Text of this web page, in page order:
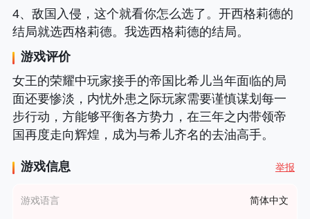
4、敌国入侵，这个就看你怎么选了。开西格莉德的
结局就选西格莉德。我选西格莉德的结局。
游戏评价
女王的荣耀中玩家接手的帝国比希儿当年面临的局
面还要惨淡，内忧外患之际玩家需要谨慎谋划每一
步行动，方能够平衡各方势力，在三年之内带领帝
国再度走向辉煌，成为与希儿齐名的去油高手。
游戏信息 举报
游戏语言 简体中文